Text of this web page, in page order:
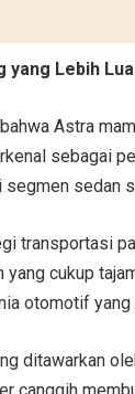
yang Lebih
Astra
sebagai
sedan
transportasi
yang cukup
otomotif
ditawarkan